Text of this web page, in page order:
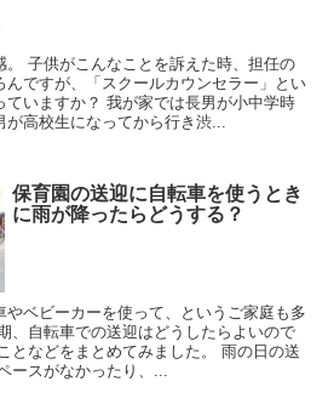
。 子供がこんなことを訴えた時、担任の
んですが、「スクールカウンセラー」とい
ていますか？ 我が家では長男が小中学時
が高校生になってから行き渋...
保育園の送迎に自転車を使うとき
に雨が降ったらどうする？
ベビーカーを使って、というご家庭も多
、自転車での送迎はどうしたらよいので
となどをまとめてみました。 雨の日の送
ースがなかったり、...